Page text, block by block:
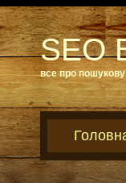
SEO
все про пошукову